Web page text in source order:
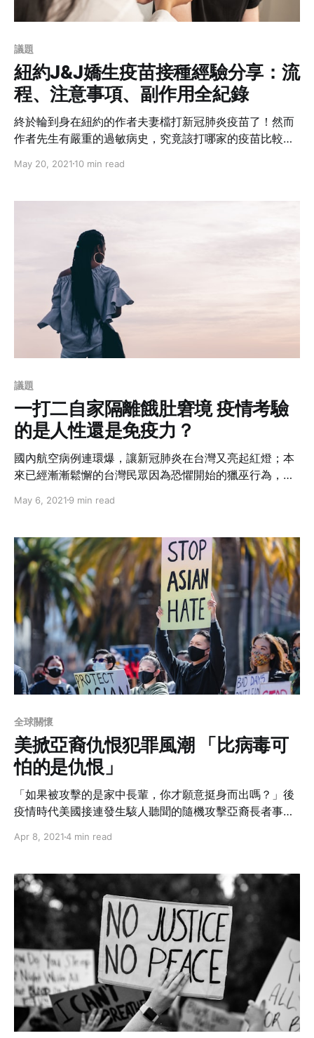
議題
紐約J&J嬌生疫苗接種經驗分享：流
程、注意事項、副作用全紀錄
終於輪到身在紐約的作者夫妻檔打新冠肺炎疫苗了！然而
作者先生有嚴重的過敏病史，究竟該打哪家的疫苗比較安
讓我們一窺打疫苗的過程和注意事項，了解背後故事後，
May 20, 2021 10 min read
議題
一打二自家隔離餓肚窘境 疫情考驗
的是人性還是免疫力？
國內航空病例連環爆，讓新冠肺炎在台灣又亮起紅燈；本
來已經漸漸鬆懈的台灣民眾因為恐懼開始的獵巫行為，第
家庭在隔離期間，甚至碰上了自宅管理員聲稱怕被感染而
給人性的考驗是什麼？
May 6, 2021 9 min read
全球關懷
美掀亞裔仇恨犯罪風潮 「比病毒可
怕的是仇恨」
「如果被攻擊的是家中長輩，你才願意挺身而出嗎？」後
疫情時代美國接連發生駭人聽聞的隨機攻擊亞裔長者事
華人的神經；長期以來被歧視、被針對甚至現在成為惡意
可能嗎？我們到底還要旁觀多久？
Apr 8, 20214 min read